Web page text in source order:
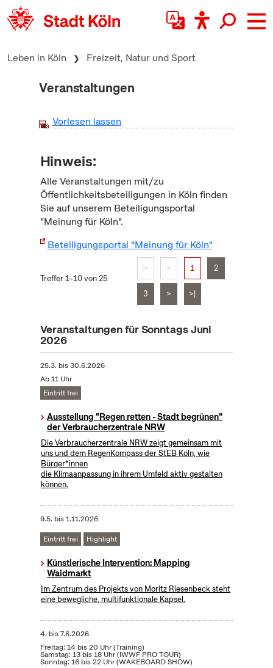
zum Inhalt springen
Leben in Köln Freizeit, Natur und Sport
Veranstaltungen
Vorlesen lassen
Hinweis:
Alle Veranstaltungen mit/zu
Öffentlichkeitsbeteiligungen in Köln finden
Sie auf unserem Beteiligungsportal
"Meinung für Köln".
Beteiligungsportal "Meinung für Köln"
Treffer 1–10 von 25
|< < 1 2
3 > >|
Veranstaltungen für Sonntags Juni
2026
25.3. bis30.6.2026
Ab 11 Uhr
Eintritt frei
Ausstellung "Regen retten - Stadt begrünen"
der Verbraucherzentrale NRW
Die Verbraucherzentrale NRW zeigt gemeinsam mit
uns und dem RegenKompass der StEB Köln, wie
Bürger*innen
die Klimaanpassung in ihrem Umfeld aktiv gestalten
können.
9.5. bis1.11.2026
Eintritt frei Highlight
Künstlerische Intervention: Mapping
Waidmarkt
Im Zentrum des Projekts von Moritz Riesenbeck steht
eine bewegliche, multifunktionale Kapsel.
4. bis7.6.2026
Freitag: 14 bis 20 Uhr (Training)
Samstag: 13 bis 18 Uhr (IWWF PRO TOUR)
Sonntag: 16 bis 22 Uhr (WAKEBOARD SHOW)